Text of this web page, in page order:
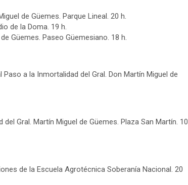
de Güemes. Parque Lineal. 20 h.
de la Doma. 19 h.
Güemes. Paseo Güemesiano. 18 h.
a la Inmortalidad del Gral. Don Martín Miguel de
Gral. Martín Miguel de Güemes. Plaza San Martín. 10
de la Escuela Agrotécnica Soberanía Nacional. 20